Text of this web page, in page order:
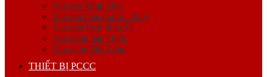
Van ren Minh Hòa
Van ren Giacomini – Italy
Van mặt bích Shin Yi
Van gang hàn Quốc
Van gang Đài Loan
THIẾT BỊ PCCC